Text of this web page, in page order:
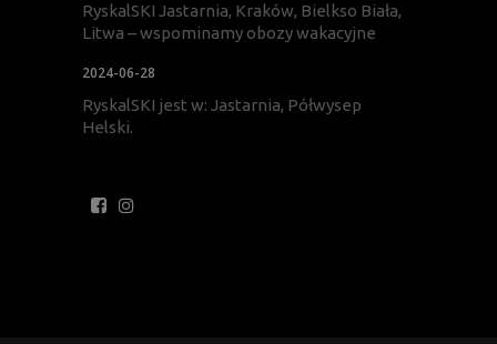
RyskalSKI Jastarnia, Kraków, Bielkso Biała,
Litwa – wspominamy obozy wakacyjne
2024-06-28
RyskalSKI jest w: Jastarnia, Półwysep
Helski.